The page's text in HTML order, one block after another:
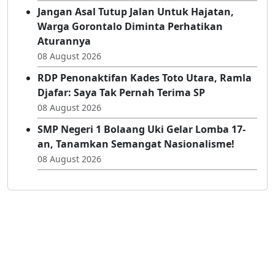
Jangan Asal Tutup Jalan Untuk Hajatan,
Warga Gorontalo Diminta Perhatikan
Aturannya
08 August 2026
RDP Penonaktifan Kades Toto Utara, Ramla
Djafar: Saya Tak Pernah Terima SP
08 August 2026
SMP Negeri 1 Bolaang Uki Gelar Lomba 17-
an, Tanamkan Semangat Nasionalisme!
08 August 2026